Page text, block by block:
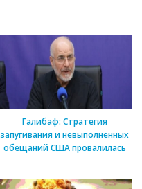
Галибаф: Стратегия
запугивания и невыполненных
обещаний США провалилась